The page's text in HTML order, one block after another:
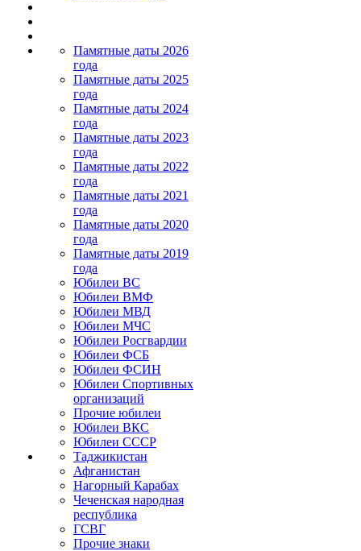
Памятные даты 2026
года
Памятные даты 2025
года
Памятные даты 2024
года
Памятные даты 2023
года
Памятные даты 2022
года
Памятные даты 2021
года
Памятные даты 2020
года
Памятные даты 2019
года
Юбилеи ВС
Юбилеи ВМФ
Юбилеи МВД
Юбилеи МЧС
Юбилеи Росгвардии
Юбилеи ФСБ
Юбилеи ФСИН
Юбилеи Спортивных
организаций
Прочие юбилеи
Юбилеи ВКС
Юбилеи СССР
Таджикистан
Афганистан
Нагорный Карабах
Чеченская народная
республика
ГСВГ
Прочие знаки